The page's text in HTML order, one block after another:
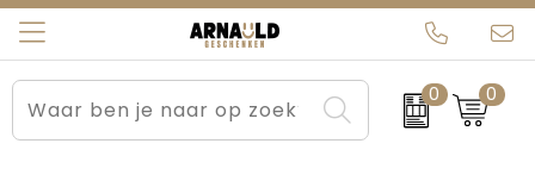
0 0
Relatiegeschenken
Beurs en Evenementen
Arnauld Kerstpakketten
Ons team